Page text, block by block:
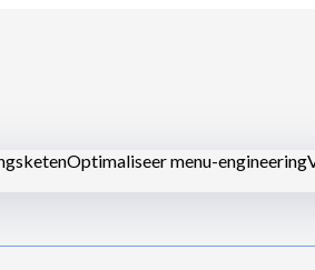
Optimaliseer menu-engineering